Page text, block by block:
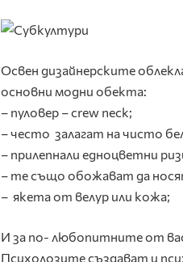
Освен дизайнерските
основни модни обекта:
– пуловер – crew neck;
– често залагат на чисто
– прилепнали едноцветни
– те също обожават да
– якета от велур или кожа;
И за по- любопитните от
Психолозите създават и